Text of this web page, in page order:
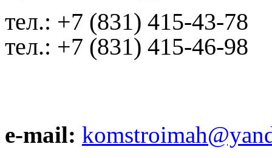
тел.: +7 (831) 415-43-78
тел.: +7 (831) 415-46-98
e-mail: